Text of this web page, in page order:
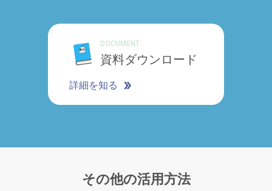
DOCUMENT
資料ダウンロード
詳細を知る
その他の活用方法